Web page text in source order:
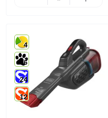
4
6
24
12